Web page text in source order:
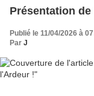
Présentation
Publié le 11/04/2026 à
Par J